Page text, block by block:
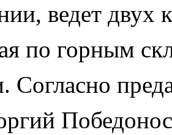
ведет двух
по горным
Согласно